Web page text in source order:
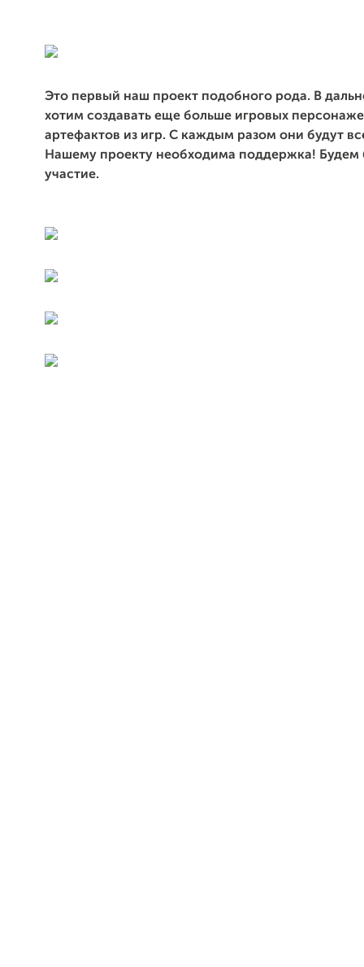
Это первый наш проект подобного рода. В
хотим создавать еще больше игровых
артефактов из игр. С каждым разом они будут
Нашему проекту необходима поддержка! Будем
участие.